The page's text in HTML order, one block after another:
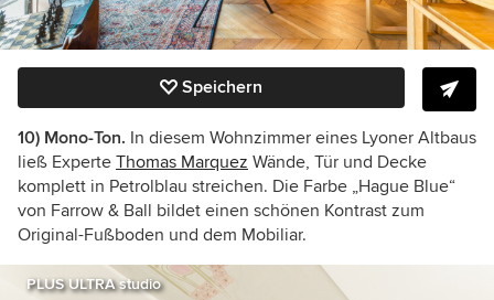
Speichern
10) Mono-Ton. In diesem Wohnzimmer eines Lyoner Altbaus
ließ Experte Thomas Marquez Wände, Tür und Decke
komplett in Petrolblau streichen. Die Farbe „Hague Blue“
von Farrow & Ball bildet einen schönen Kontrast zum
Original-Fußboden und dem Mobiliar.
PLUS ULTRA studio